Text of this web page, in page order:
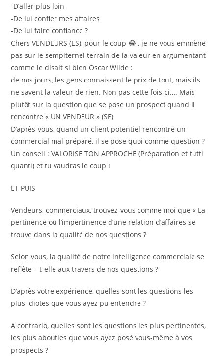
-D’aller plus loin
-De lui confier mes affaires
-De lui faire confiance ?
Chers VENDEURS (ES), pour le coup 😂 , je ne vous emmène
pas sur le sempiternel terrain de la valeur en argumentant
comme le disait si bien Oscar Wilde :
de nos jours, les gens connaissent le prix de tout, mais ils
ne savent la valeur de rien. Non pas cette fois-ci…. Mais
plutôt sur la question que se pose un prospect quand il
rencontre « UN VENDEUR » (SE)
D’après-vous, quand un client potentiel rencontre un
commercial mal préparé, il se pose quoi comme question ?
Un conseil : VALORISE TON APPROCHE (Préparation et tutti
quanti) et tu vaudras le coup !
ET PUIS
Vendeurs, commerciaux, trouvez-vous comme moi que « La
pertinence ou l’impertinence d’une relation d’affaires se
trouve dans la qualité de nos questions ?
Selon vous, la qualité de notre intelligence commerciale se
reflète – t-elle aux travers de nos questions ?
D’après votre expérience, quelles sont les questions les
plus idiotes que vous ayez pu entendre ?
A contrario, quelles sont les questions les plus pertinentes,
les plus abouties que vous ayez posé vous-même à vos
prospects ?